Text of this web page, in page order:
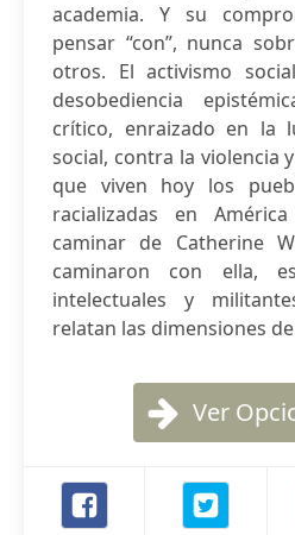
academia. Y su
pensar “con”, nunca
otros. El activismo
desobediencia
crítico, enraizado en la
social, contra la violencia
que viven hoy los
racializadas en
caminar de Catherine
caminaron con ella,
intelectuales y
relatan las dimensiones de
Ver